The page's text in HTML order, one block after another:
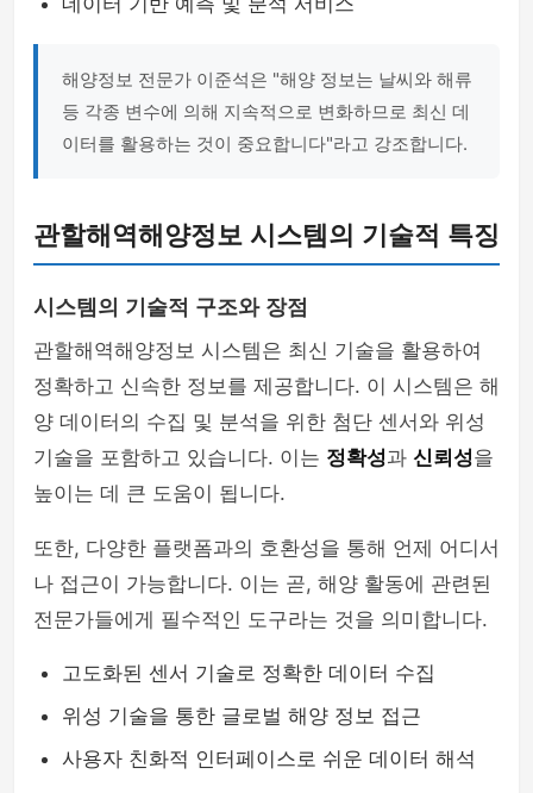
해양정보 전문가 이준석은 "해양 정보는 날씨와 해류
등 각종 변수에 의해 지속적으로 변화하므로 최신 데
이터를 활용하는 것이 중요합니다"라고 강조합니다.
관할해역해양정보 시스템의 기술적 특징
시스템의 기술적 구조와 장점
관할해역해양정보 시스템은 최신 기술을 활용하여
정확하고 신속한 정보를 제공합니다. 이 시스템은 해
양 데이터의 수집 및 분석을 위한 첨단 센서와 위성
기술을 포함하고 있습니다. 이는 정확성과 신뢰성을
높이는 데 큰 도움이 됩니다.
또한, 다양한 플랫폼과의 호환성을 통해 언제 어디서
나 접근이 가능합니다. 이는 곧, 해양 활동에 관련된
전문가들에게 필수적인 도구라는 것을 의미합니다.
고도화된 센서 기술로 정확한 데이터 수집
위성 기술을 통한 글로벌 해양 정보 접근
사용자 친화적 인터페이스로 쉬운 데이터 해석